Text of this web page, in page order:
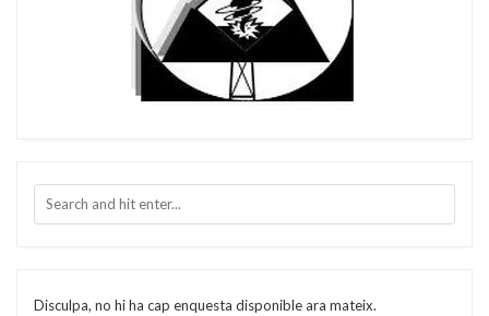
Disculpa, no hi ha cap enquesta disponible ara mateix.